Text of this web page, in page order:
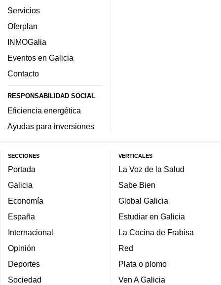
Servicios
Oferplan
INMOGalia
Eventos en Galicia
Contacto
RESPONSABILIDAD SOCIAL
Eficiencia energética
Ayudas para inversiones
SECCIONES
Portada
Galicia
Economía
España
Internacional
Opinión
Deportes
Sociedad
VERTICALES
La Voz de la Salud
Sabe Bien
Global Galicia
Estudiar en Galicia
La Cocina de Frabisa
Red
Plata o plomo
Ven A Galicia